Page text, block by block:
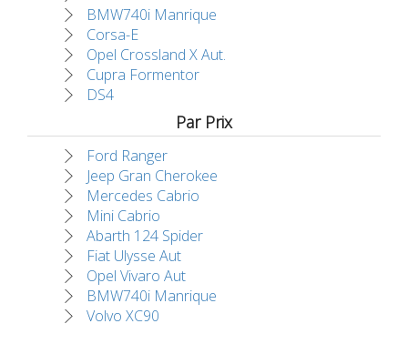
BMW740i Manrique
Corsa-E
Opel Crossland X Aut.
Cupra Formentor
DS4
Par Prix
Ford Ranger
Jeep Gran Cherokee
Mercedes Cabrio
Mini Cabrio
Abarth 124 Spider
Fiat Ulysse Aut
Opel Vivaro Aut
BMW740i Manrique
Volvo XC90